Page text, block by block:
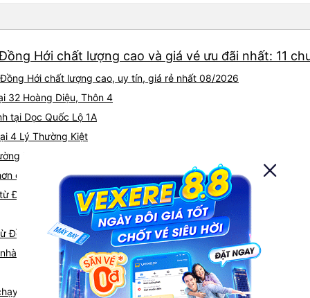
Hới chất lượng cao và giá vé ưu đãi nhất: 11
Hới chất lượng cao, uy tín, giá rẻ nhất 08/2026
32 Hoàng Diệu, Thôn 4
tại Dọc Quốc Lộ 1A
4 Lý Thường Kiệt
tránh TP Đồng Hới
chất lượng cao từ Đồng Hới
Đồng Hới đi Quy Nhơn
Đồng Hới
xe Đồng Hới Quy Nhơn
tuyến đường Đồng Hới đi Quy Nhơn